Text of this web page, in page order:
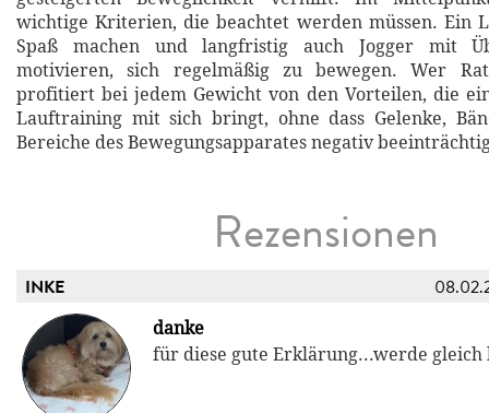
wichtige Kriterien, die beachtet werden müssen. Ein
Spaß machen und langfristig auch Jogger mit
motivieren, sich regelmäßig zu bewegen. Wer
profitiert bei jedem Gewicht von den Vorteilen, die
Lauftraining mit sich bringt, ohne dass Gelenke,
Bereiche des Bewegungsapparates negativ
Rezensionen
INKE
danke
für diese gute Erklärung...werde gleich